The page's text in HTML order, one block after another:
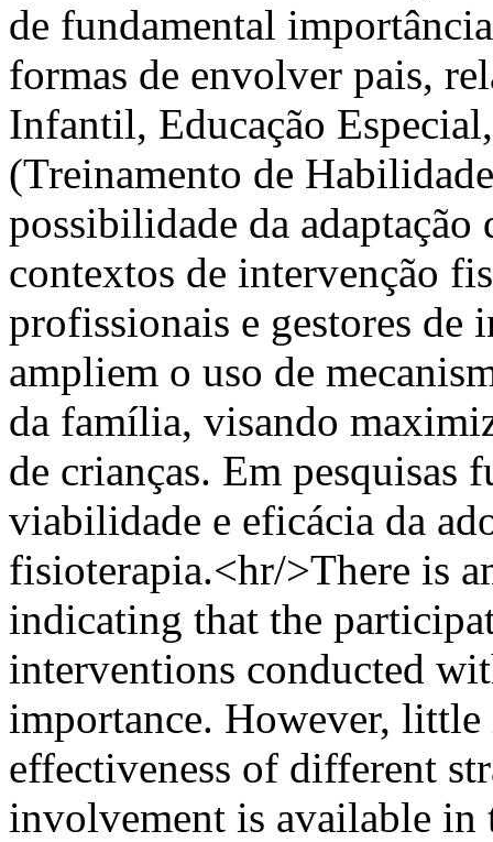
de fundamental
formas de envolver pais,
Infantil, Educação
(Treinamento de
possibilidade da adaptação
contextos de intervenção
profissionais e gestores de
ampliem o uso de
da família, visando
de crianças. Em pesquisas
viabilidade e eficácia da
fisioterapia.<hr/>There is
indicating that the
interventions conducted
importance. However,
effectiveness of different
involvement is available in